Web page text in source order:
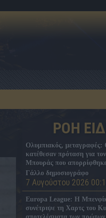
ΡΟΗ
Ολυμπιακός, μεταγραφές:
κατέθεσαν πρόταση για
Μπουράς που
Γάλλο δημοσιογράφο
7 Αυγούστου 2026
Europa League: Η
συνέτριψε τη Χαρτς του